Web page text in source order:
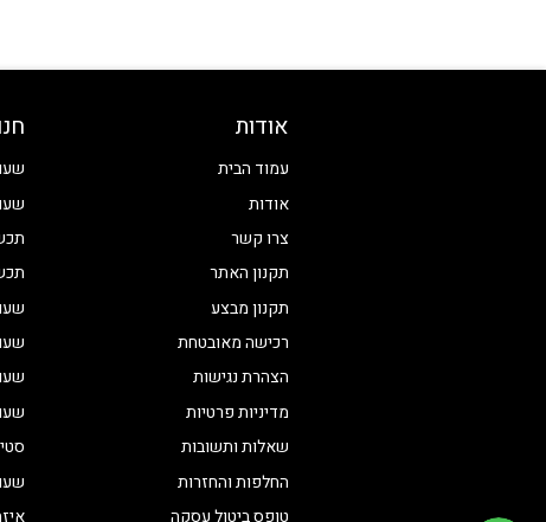
אודות
עמוד הבית
אודות
צרו קשר
תקנון האתר
תקנון מבצע
רכישה מאובטחת
הצהרת נגישות
מדיניות פרטיות
שאלות ותשובות
החלפות והחזרות
טופס ביטול עסקה